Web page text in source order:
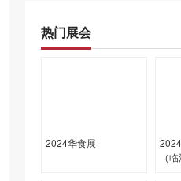
热门展会
2024华食展
（